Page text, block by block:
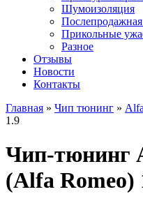
Шумоизоляция
Прикольные
Разное
Отзывы
Новости
Контакты
Главная » Чип тюнинг »
1.9
Чип-тюнинг
(Alfa Romeo)